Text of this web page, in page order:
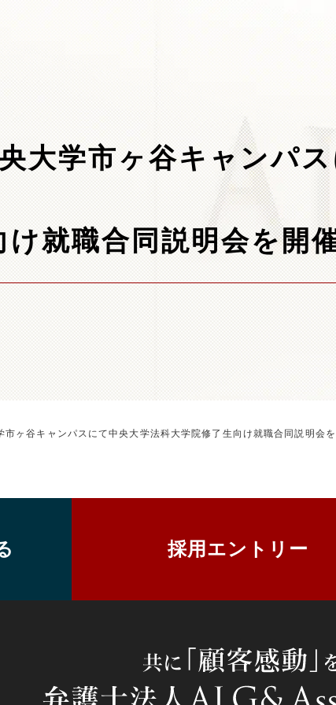
大学市ヶ谷キャンパ
け就職合同説明会を開
市ヶ谷キャンパスにて中央大学法科大学院修了生向け就職合同説明会を
採用エントリー